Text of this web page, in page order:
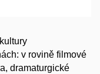
v rovině filmové
dramaturgické